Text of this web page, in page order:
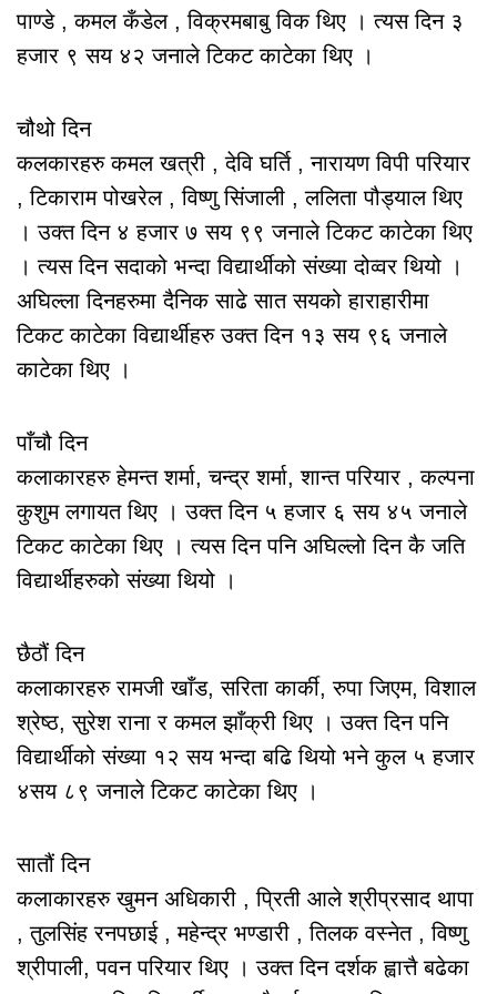
पाण्डे , कमल कँडेल , विक्रमबाबु विक थिए । त्यस दिन ३
हजार ९ सय ४२ जनाले टिकट काटेका थिए ।
चौथो दिन
कलकारहरु कमल खत्री , देवि घर्ति , नारायण विपी परियार
, टिकाराम पोखरेल , विष्णु सिंजाली , ललिता पौड्याल थिए
। उक्त दिन ४ हजार ७ सय ९९ जनाले टिकट काटेका थिए
। त्यस दिन सदाको भन्दा विद्यार्थीको संख्या दोव्वर थियो ।
अघिल्ला दिनहरुमा दैनिक साढे सात सयको हाराहारीमा
टिकट काटेका विद्यार्थीहरु उक्त दिन १३ सय ९६ जनाले
काटेका थिए ।
पाँचौ दिन
कलाकारहरु हेमन्त शर्मा, चन्द्र शर्मा, शान्त परियार , कल्पना
कुशुम लगायत थिए । उक्त दिन ५ हजार ६ सय ४५ जनाले
टिकट काटेका थिए । त्यस दिन पनि अघिल्लो दिन कै जति
विद्यार्थीहरुको संख्या थियो ।
छैठौं दिन
कलाकारहरु रामजी खाँड, सरिता कार्की, रुपा जिएम, विशाल
श्रेष्ठ, सुरेश राना र कमल झाँक्री थिए । उक्त दिन पनि
विद्यार्थीको संख्या १२ सय भन्दा बढि थियो भने कुल ५ हजार
४सय ८९ जनाले टिकट काटेका थिए ।
सातौं दिन
कलाकारहरु खुमन अधिकारी , प्रिती आले श्रीप्रसाद थापा
, तुलसिंह रनपछाई , महेन्द्र भण्डारी , तिलक वस्नेत , विष्णु
श्रीपाली, पवन परियार थिए । उक्त दिन दर्शक ह्वात्तै बढेका